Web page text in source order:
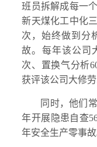
班员拆解成每一
新天煤化工中化
次，始终做到分
故。每年该公司
次、置换气分析
获评该公司大修劳
同时，他们
年开展隐患自查
年安全生产零事故